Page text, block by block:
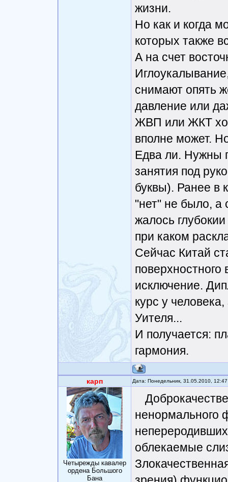
жизни.
Но как и когда
которых также
А на счет
снимают опять
давление или
ЖВП или ЖКТ
вполне может.
Едва ли. Нужны
занятия под
буквы). Ранее в
"нет" не было, а
жалось
при каком
Сейчас Китай
исключение.
курс у
Уителя...
И получается:
гармония.
карп Дата: Понедельник, 31.05.2010,
Четырежды кавалер
ордена Большого
Бана
ненормального
облекаемые